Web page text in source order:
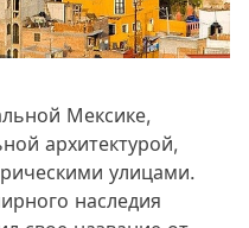
Мексике,
архитектурой,
улицами.
наследия